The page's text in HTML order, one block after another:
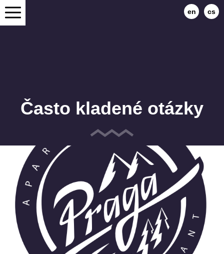
en cs
Často kladené otázky